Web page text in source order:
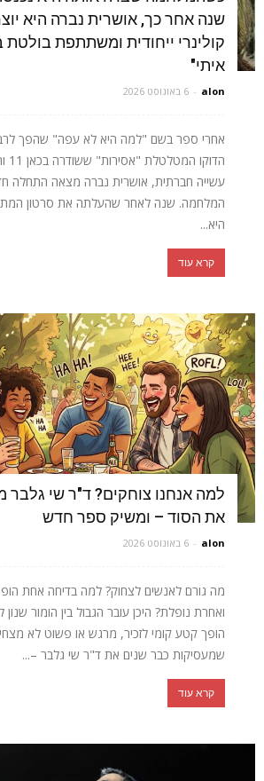
שנה אחר כך, אושרית נברה היא
קולינרי ייחודית ומשתתפת בולטת
איתי"
alon
- 6 באוגוסט 2026
אחרי ספר בשם "למה היא לא עפה" שהפך
עשייה חברתית, אושרית נברה מצאה התחלה
המלחמה. שנה לאחר שהעלתה את סרטון
היא...
קרא עוד
למה אנחנו צוחקים? ד"ר שי
את הסוד – ומשיק ספר חדש
alon
- 6 באוגוסט 2026
מה גורם לאנשים לצחוק? למה בדיחה אחת
ואחרת נופלת? היכן עובר הגבול בין הומור שנון
הופך קטע קומי לזכיר, מרגש או פשוט לא
שמעסיקות כבר שנים את ד"ר שי גלבר –...
קרא עוד